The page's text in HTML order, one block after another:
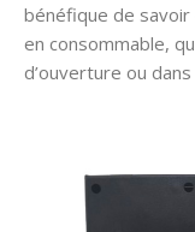
bénéfique de
en consommable,
d’ouverture ou